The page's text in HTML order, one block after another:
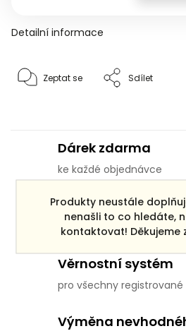
Produkty neustále
nenašli to co hledáte,
kontaktovat! Děkujeme
Detailní informace
Zeptat se Sdílet
Dárek zdarma
ke každé objednávce
Doprava zdarma
pro objednávky po ČR
Věrnostní systém
pro všechny registrované
Výměna